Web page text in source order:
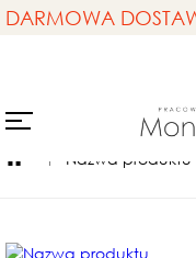
DARMOWA
Nazwa produktu